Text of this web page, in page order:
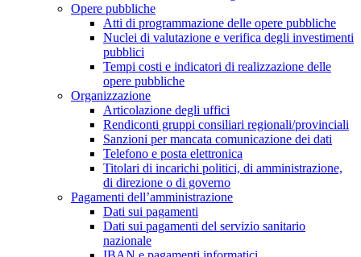
Opere pubbliche
Atti di programmazione delle opere pubbliche
Nuclei di valutazione e verifica degli investimenti
pubblici
Tempi costi e indicatori di realizzazione delle
opere pubbliche
Organizzazione
Articolazione degli uffici
Rendiconti gruppi consiliari regionali/provinciali
Sanzioni per mancata comunicazione dei dati
Telefono e posta elettronica
Titolari di incarichi politici, di amministrazione,
di direzione o di governo
Pagamenti dell’amministrazione
Dati sui pagamenti
Dati sui pagamenti del servizio sanitario
nazionale